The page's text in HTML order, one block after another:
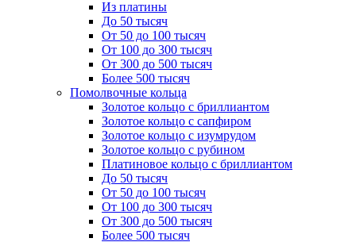
Из платины
До 50 тысяч
От 50 до 100 тысяч
От 100 до 300 тысяч
От 300 до 500 тысяч
Более 500 тысяч
Помолвочные кольца
Золотое кольцо с бриллиантом
Золотое кольцо с сапфиром
Золотое кольцо с изумрудом
Золотое кольцо с рубином
Платиновое кольцо с бриллиантом
До 50 тысяч
От 50 до 100 тысяч
От 100 до 300 тысяч
От 300 до 500 тысяч
Более 500 тысяч